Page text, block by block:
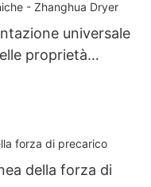
universale
proprietà
della forza di